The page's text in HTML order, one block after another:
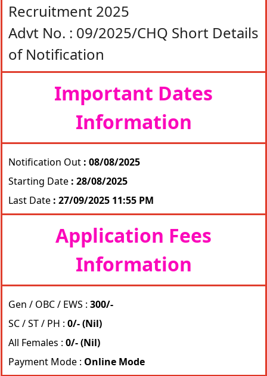
Recruitment 2025
Advt No. : 09/2025/CHQ Short Details
of Notification
Important Dates
Information
Notification Out : 08/08/2025
Starting Date : 28/08/2025
Last Date : 27/09/2025 11:55 PM
Application Fees
Information
Gen / OBC / EWS : 300/-
SC / ST / PH : 0/- (Nil)
All Females : 0/- (Nil)
Payment Mode : Online Mode